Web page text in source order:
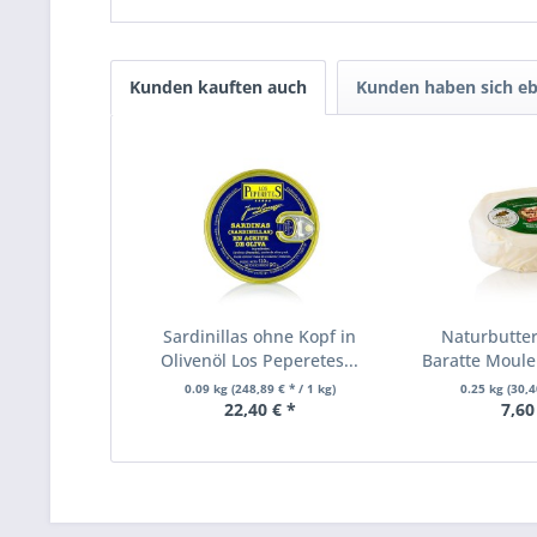
Kunden kauften auch Kunden haben sich
Sardinillas ohne Kopf in
Olivenöl Los Peperetes...
0.09 kg (248,89 € * / 1 kg)
22,40 € *
Baratte
0.25 kg